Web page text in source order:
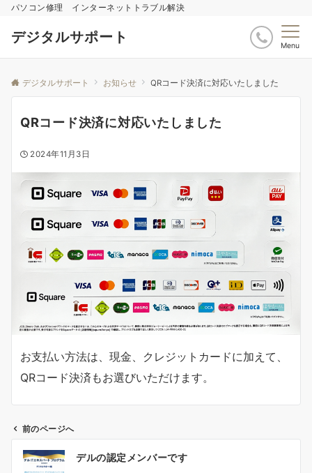
パソコン修理 インターネットトラブル解決
デジタルサポート Menu
デジタルサポート お知らせ QRコード決済に対応いたしました
QRコード決済に対応いたしました
2024年11月3日
お支払い方法は、現金、クレジットカードに加えて、
QRコード決済もお選びいただけます。
前のページへ
デルの認定メンバーです